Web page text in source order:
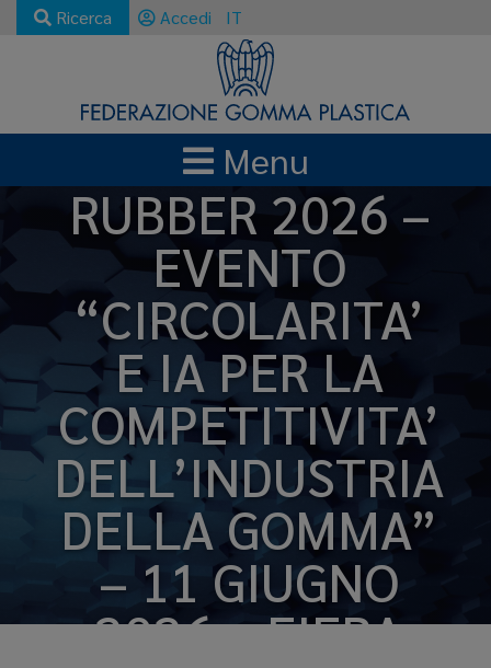
Ricerca Accedi IT
Menu
RUBBER 2026 –
EVENTO
“CIRCOLARITA’
E IA PER LA
COMPETITIVITA’
DELL’INDUSTRIA
DELLA GOMMA”
– 11 GIUGNO
2026 – FIERA